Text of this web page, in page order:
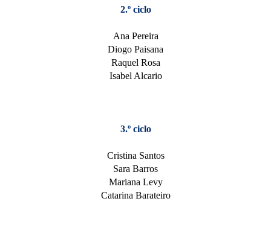
2.º ciclo
Ana Pereira
Diogo Paisana
Raquel Rosa
Isabel Alcario
3.º ciclo
Cristina Santos
Sara Barros
Mariana Levy
Catarina Barateiro